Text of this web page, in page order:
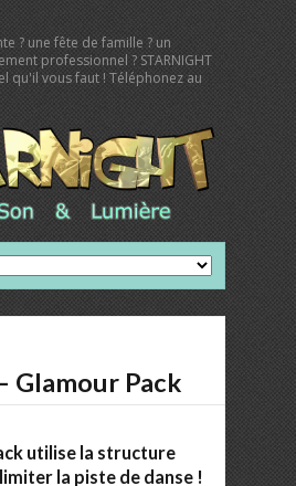
? une fête de famille ? un
professionnel ? STARNIGHT
qu'il vous faut ! Téléphonez au
Glamour Pack
utilise la structure
la piste de danse !